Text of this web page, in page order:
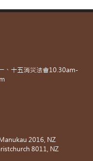
、十五消災法會10.30am-
2016, NZ
8011, NZ